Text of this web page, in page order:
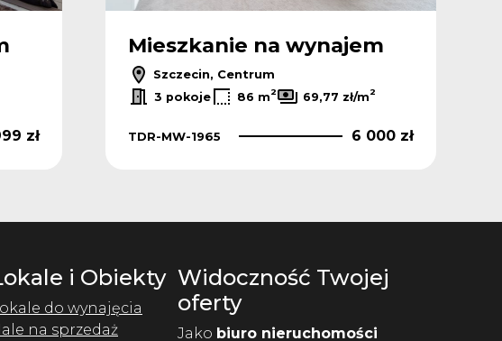
zł
Mieszkanie na wynajem
Szczecin, Centrum
3 pokoje 86 m2 69,77 zł/m2
TDR-MW-1965 6 000 zł
i Obiekty
do wynajęcia
na sprzedaż
Widoczność Twojej
oferty
Jako biuro nieruchomości